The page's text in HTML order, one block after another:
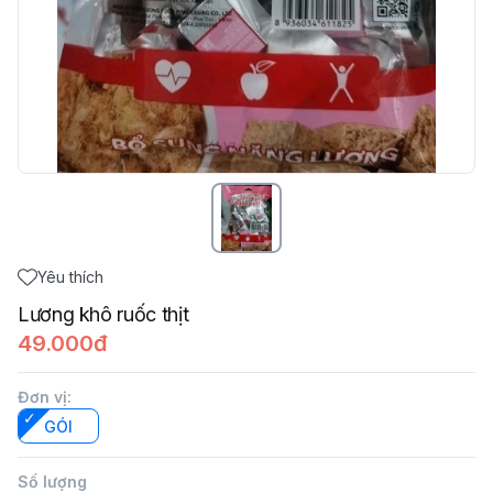
Yêu thích
Lương khô ruốc thịt
49.000đ
Đơn vị:
GÓI
Số lượng